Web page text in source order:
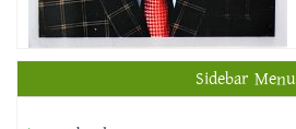
Sidebar Menu